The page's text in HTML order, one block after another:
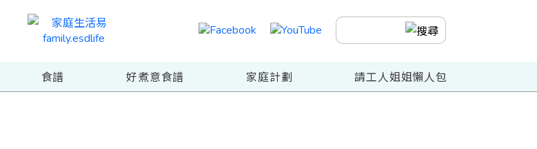
食譜 好煮意食譜 家庭計劃 請工人姐姐懶人包